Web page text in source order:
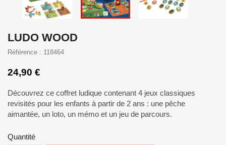
LUDO WOOD
Référence : 118464
24,90 €
Découvrez ce coffret ludique contenant 4 jeux classiques
revisités pour les enfants à partir de 2 ans : une pêche
aimantée, un loto, un mémo et un jeu de parcours.
Quantité